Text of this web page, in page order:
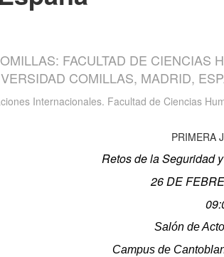
FACULTAD DE CIENCIAS
COMILLAS, MADRID,
Internacionales. Facultad de Ciencias
PRIMERA
Retos de la Seguridad
26 DE
Salón de
Campus de